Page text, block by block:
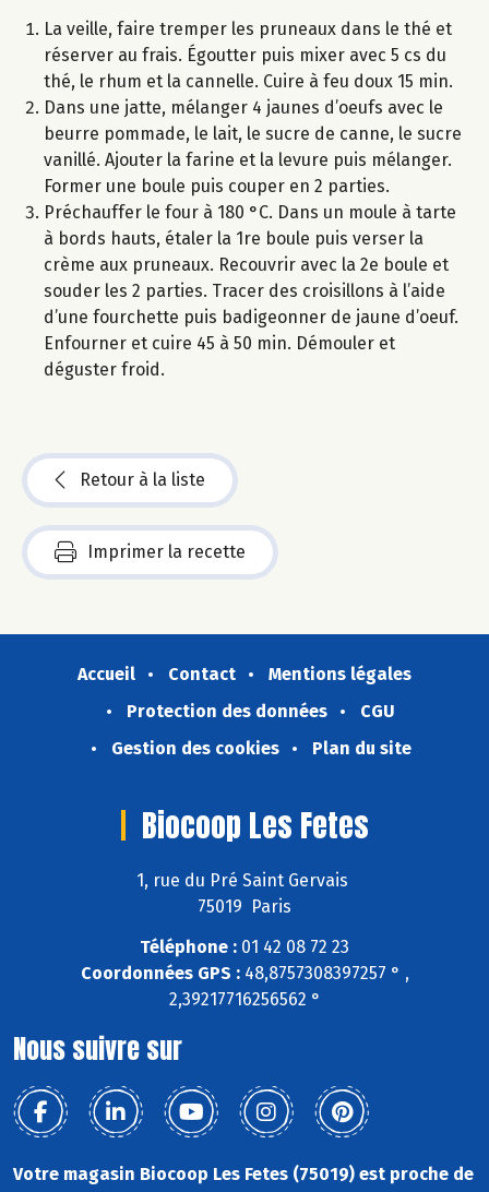
La veille, faire tremper les pruneaux dans le thé et
réserver au frais. Égoutter puis mixer avec 5 cs du
thé, le rhum et la cannelle. Cuire à feu doux 15 min.
Dans une jatte, mélanger 4 jaunes d’oeufs avec le
beurre pommade, le lait, le sucre de canne, le sucre
vanillé. Ajouter la farine et la levure puis mélanger.
Former une boule puis couper en 2 parties.
Préchauffer le four à 180 °C. Dans un moule à tarte
à bords hauts, étaler la 1re boule puis verser la
crème aux pruneaux. Recouvrir avec la 2e boule et
souder les 2 parties. Tracer des croisillons à l’aide
d’une fourchette puis badigeonner de jaune d’oeuf.
Enfourner et cuire 45 à 50 min. Démouler et
déguster froid.
Retour à la liste
Imprimer la recette
Accueil Contact
Mentions légales
Protection des données
CGU
Gestion des cookies
Plan du site
Biocoop Les Fetes
1, rue du Pré Saint Gervais
75019 Paris
Téléphone : 01 42 08 72 23
Coordonnées GPS :48,8757308397257 ° ,
2,39217716256562 °
Nous suivre sur
Votre magasin Biocoop Les Fetes (75019) est proche de